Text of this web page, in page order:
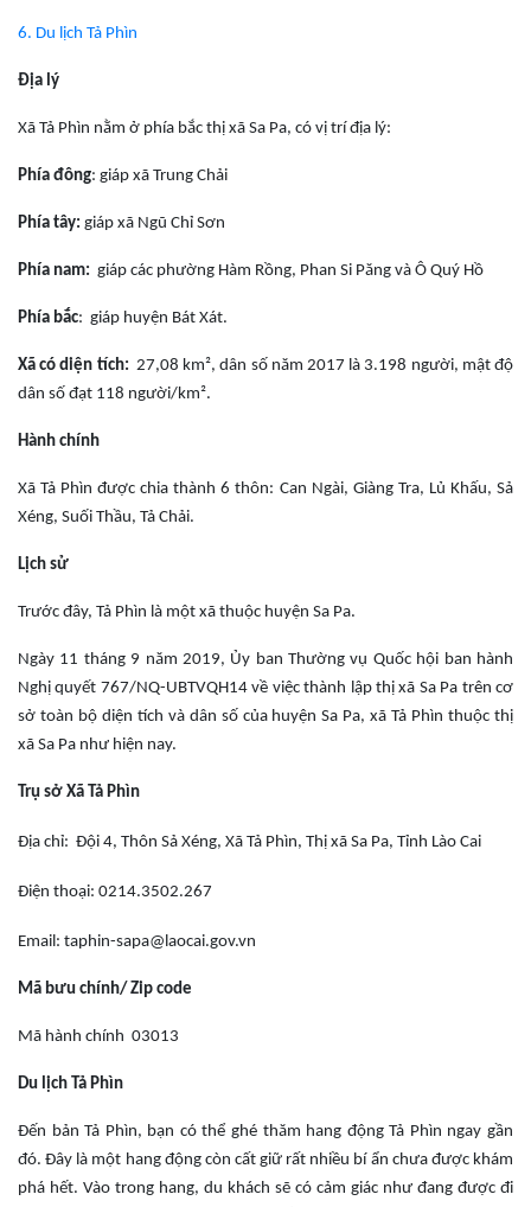
6. Du lịch Tả Phìn
Địa lý
Xã Tả Phìn nằm ở phía bắc thị xã Sa Pa, có vị trí địa lý:
Phía đông: giáp xã Trung Chải
Phía tây: giáp xã Ngũ Chỉ Sơn
Phía nam: giáp các phường Hàm Rồng, Phan Si Păng và Ô Quý Hồ
Phía bắc: giáp huyện Bát Xát.
Xã có diện tích: 27,08 km², dân số năm 2017 là 3.198 người, mật độ
dân số đạt 118 người/km².
Hành chính
Xã Tả Phìn được chia thành 6 thôn: Can Ngài, Giàng Tra, Lủ Khấu, Sả
Xéng, Suối Thầu, Tả Chải.
Lịch sử
Trước đây, Tả Phìn là một xã thuộc huyện Sa Pa.
Ngày 11 tháng 9 năm 2019, Ủy ban Thường vụ Quốc hội ban hành
Nghị quyết 767/NQ-UBTVQH14 về việc thành lập thị xã Sa Pa trên cơ
sở toàn bộ diện tích và dân số của huyện Sa Pa, xã Tả Phìn thuộc thị
xã Sa Pa như hiện nay.
Trụ sở Xã Tả Phìn
Địa chỉ: Đội 4, Thôn Sả Xéng, Xã Tả Phìn, Thị xã Sa Pa, Tỉnh Lào Cai
Điện thoại: 0214.3502.267
Email: taphin-sapa@laocai.gov.vn
Mã bưu chính/ Zip code
Mã hành chính 03013
Du lịch Tả Phìn
Đến bản Tả Phìn, bạn có thể ghé thăm hang động Tả Phìn ngay gần
đó. Đây là một hang động còn cất giữ rất nhiều bí ẩn chưa được khám
phá hết. Vào trong hang, du khách sẽ có cảm giác như đang được đi